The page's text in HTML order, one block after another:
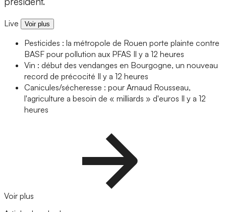
Live Voir plus
Pesticides : la métropole de Rouen porte plainte contre
BASF pour pollution aux PFAS Il y a 12 heures
Vin : début des vendanges en Bourgogne, un nouveau
record de précocité Il y a 12 heures
Canicules/sécheresse : pour Arnaud Rousseau,
l'agriculture a besoin de « milliards » d'euros Il y a 12
heures
Voir plus